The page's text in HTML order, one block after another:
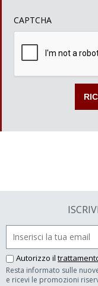
CAPTCHA
Autorizzo il
Resta informato sulle
e ricevi le promozioni